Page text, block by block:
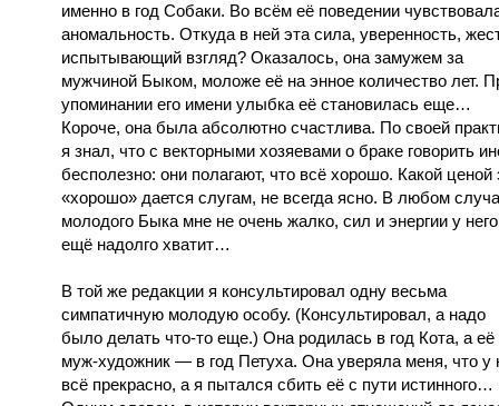
именно в год Собаки. Во всём её поведении
аномальность. Откуда в ней эта сила, уверенность,
испытывающий взгляд? Оказалось, она замужем за
мужчиной Быком, моложе её на энное количество лет.
упоминании его имени улыбка её становилась еще…
Короче, она была абсолютно счастлива. По своей
я знал, что с векторными хозяевами о браке говорить
бесполезно: они полагают, что всё хорошо. Какой ценой
«хорошо» дается слугам, не всегда ясно. В любом
молодого Быка мне не очень жалко, сил и энергии у него
ещё надолго хватит…
В той же редакции я консультировал одну весьма
симпатичную молодую особу. (Консультировал, а надо
было делать что-то еще.) Она родилась в год Кота, а её
муж-художник — в год Петуха. Она уверяла меня, что у
всё прекрасно, а я пытался сбить её с пути истинного…